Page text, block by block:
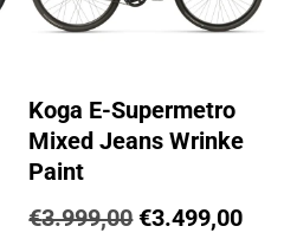
Koga E-Supermetro
Mixed Jeans Wrinke
Paint
€3.999,00 €3.499,00